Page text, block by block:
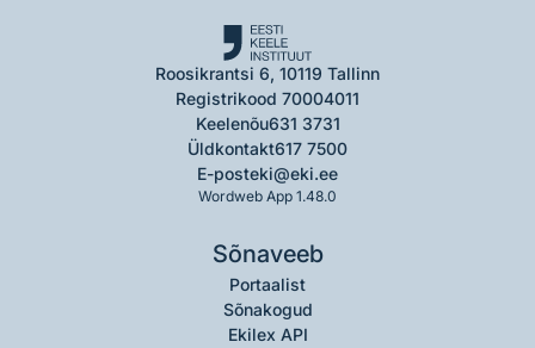
Roosikrantsi 6, 10119 Tallinn
Registrikood 70004011
Keelenõu631 3731
Üldkontakt617 7500
E-posteki@eki.ee
Wordweb App 1.48.0
Sõnaveeb
Portaalist
Sõnakogud
Ekilex API